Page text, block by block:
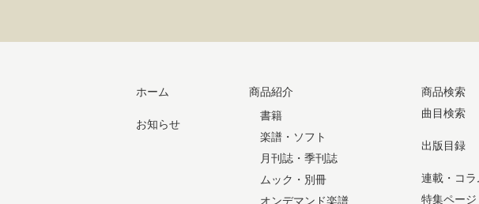
ホーム
お知らせ
商品紹介
書籍
楽譜・ソフト
月刊誌・季刊誌
ムック・別冊
オンデマンド楽譜
商品検索
曲目検索
出版目録
連載・コラ
特集ページ